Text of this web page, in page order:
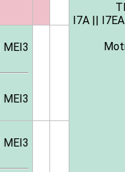
I7A
I7EA
MEI3
MEI3
MEI3